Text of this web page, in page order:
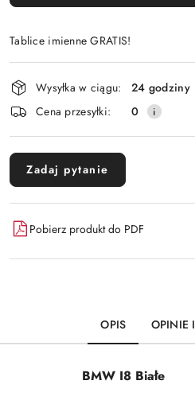
Tablice imienne GRATIS!
Wyślij
Dostępność
i
dostawa
Wysyłka w ciągu:
24 godziny
Cena przesyłki:
0
Zadaj pytanie
Pobierz produkt do PDF
OPIS OPINIE
BMW I8 Białe